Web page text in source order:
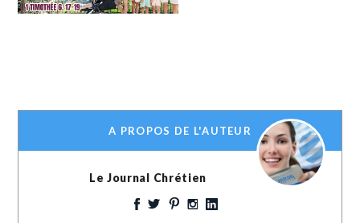
A PROPOS DE L'AUTEUR
Le Journal Chrétien